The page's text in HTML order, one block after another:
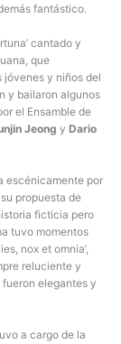
fantástico.
cantado y
que
jóvenes y niños del
y bailaron algunos
el Ensamble de
Jeong y Dario
escénicamente por
propuesta de
ficticia pero
tuvo momentos
nox et omnia’,
reluciente y
elegantes y
a cargo de la